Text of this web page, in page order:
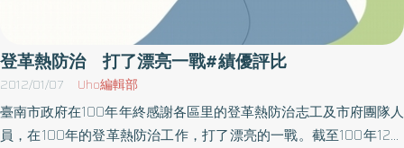
登革熱防治 打了漂亮一戰#績優評比
2012/01/07 Uho編輯部
臺南市政府在100年年終感謝各區里的登革熱防治志工及市府團隊人
員，在100年的登革熱防治工作，打了漂亮的一戰。截至100年12月